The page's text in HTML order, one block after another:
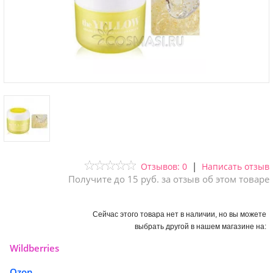
Отзывов: 0 | Написать отзыв
Получите до 15 руб. за отзыв об этом товаре
Сейчас этого товара нет в наличии, но вы можете
выбрать другой в нашем магазине на:
Wildberries